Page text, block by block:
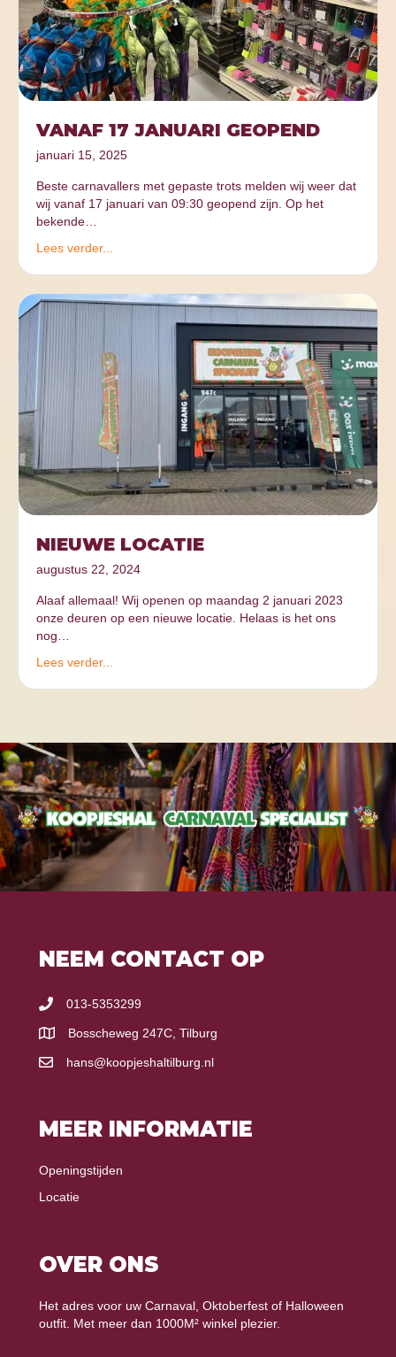
VANAF 17 JANUARI GEOPEND
januari 15, 2025
Beste carnavallers met gepaste trots melden wij weer dat
wij vanaf 17 januari van 09:30 geopend zijn. Op het
bekende…
Lees verder...
NIEUWE LOCATIE
augustus 22, 2024
Alaaf allemaal! Wij openen op maandag 2 januari 2023
onze deuren op een nieuwe locatie. Helaas is het ons
nog…
Lees verder...
NEEM CONTACT OP
013-5353299
Bosscheweg 247C, Tilburg
hans@koopjeshaltilburg.nl
MEER INFORMATIE
Openingstijden
Locatie
OVER ONS
Het adres voor uw Carnaval, Oktoberfest of Halloween
outfit. Met meer dan 1000M² winkel plezier.